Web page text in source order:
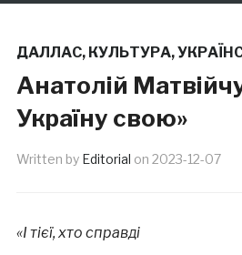
ДАЛЛАС, КУЛЬТУРА,
Анатолій
Україну свою»
Written by Editorial on 2023-12-07
«І тієї, хто справді